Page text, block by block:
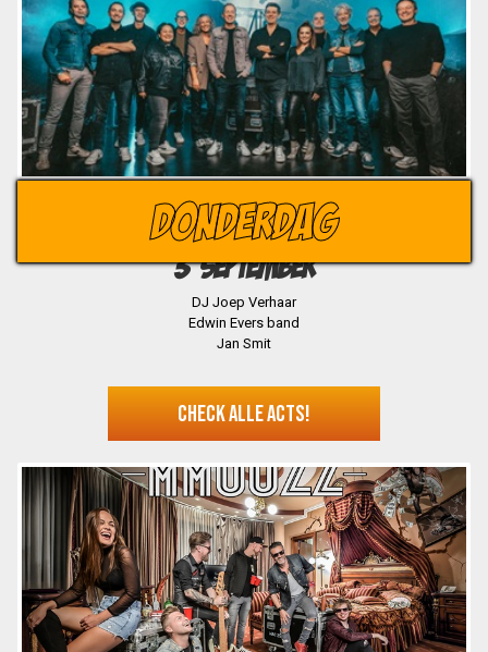
DONDERDAG
3 SEPTEMBER
DJ Joep Verhaar
Edwin Evers band
Jan Smit
CHECK ALLE ACTS!